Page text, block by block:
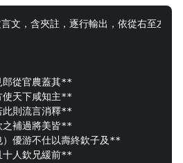
文，含夾註，逐行輸出，依從右至左、
郎從官農蓋其**
使天下咸知主**
此則流言消釋**
之補過將美皆**
優游不仕以壽終欽子及**
十人欽兄緩前**